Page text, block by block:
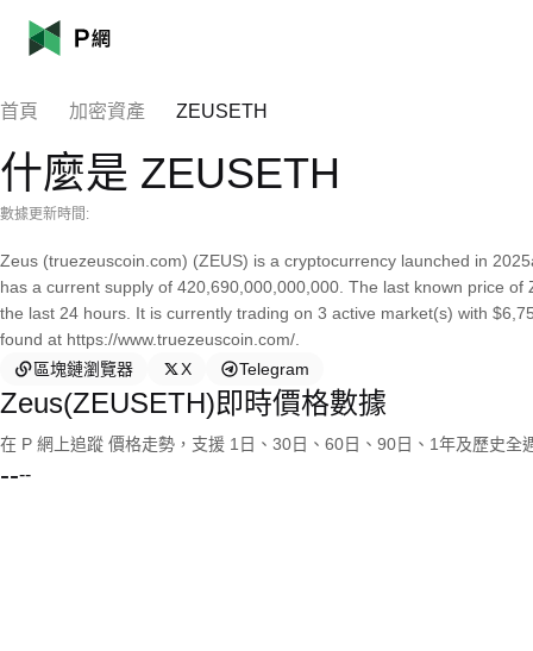
首頁 加密資產 ZEUSETH
什麼是 ZEUSETH
數據更新時間:
Zeus (truezeuscoin.com) (ZEUS) is a cryptocurrency launched in
has a current supply of 420,690,000,000,000. The last known price
the last 24 hours. It is currently trading on 3 active market(s) with
found at https://www.truezeuscoin.com/.
區塊鏈瀏覽器
X Telegram
Zeus(ZEUSETH)即時價格數據
在 P 網上追蹤 價格走勢，支援 1日、30日、60日、90日、1年及歷史全
----